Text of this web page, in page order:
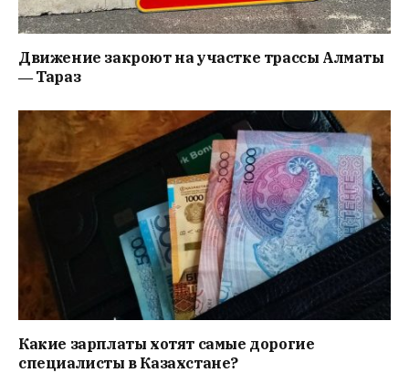
Движение закроют на участке трассы Алматы
― Тараз
Какие зарплаты хотят самые дорогие
специалисты в Казахстане?